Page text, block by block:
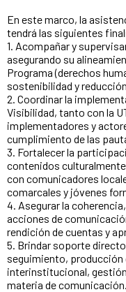
En este marco, la
tendrá las siguientes
1. Acompañar y
asegurando su
Programa (derechos
sostenibilidad y
2. Coordinar la
Visibilidad, tanto con la
implementadores y
cumplimiento de las
3. Fortalecer la
contenidos
con comunicadores
comarcales y jóvenes
4. Asegurar la
acciones de
rendición de cuentas y
5. Brindar soporte
seguimiento,
interinstitucional,
materia de comunicación.